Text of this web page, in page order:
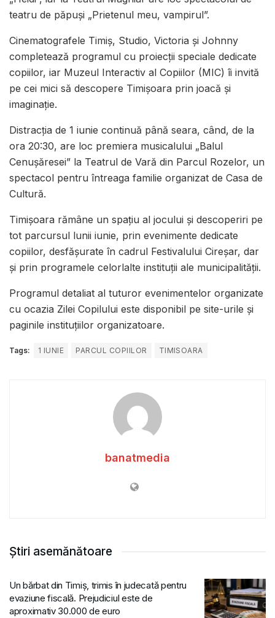
teatru de păpuși „Prietenul meu, vampirul”.
Cinematografele Timiș, Studio, Victoria și Johnny
completează programul cu proiecții speciale dedicate
copiilor, iar Muzeul Interactiv al Copiilor (MIC) îi invită
pe cei mici să descopere Timișoara prin joacă și
imaginație.
Distracția de 1 iunie continuă până seara, când, de la
ora 20:30, are loc premiera musicalului „Balul
Cenușăresei” la Teatrul de Vară din Parcul Rozelor, un
spectacol pentru întreaga familie organizat de Casa de
Cultură.
Timișoara rămâne un spațiu al jocului și descoperiri pe
tot parcursul lunii iunie, prin evenimente dedicate
copiilor, desfășurate în cadrul Festivalului Cireșar, dar
și prin programele celorlalte instituții ale municipalității.
Programul detaliat al tuturor evenimentelor organizate
cu ocazia Zilei Copilului este disponibil pe site-urile și
paginile instituțiilor organizatoare.
Tags: 1 IUNIE PARCUL COPIILOR TIMISOARA
banatmedia
Știri asemănătoare
Un bărbat din Timiș, trimis în judecată pentru
evaziune fiscală. Prejudiciul este de
aproximativ 30.000 de euro